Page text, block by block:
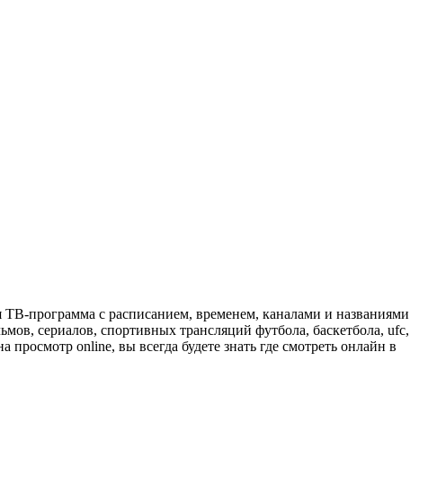
программа с расписанием, временем, каналами и названиями
сериалов, спортивных трансляций футбола, баскетбола, ufc,
online, вы всегда будете знать где смотреть онлайн в